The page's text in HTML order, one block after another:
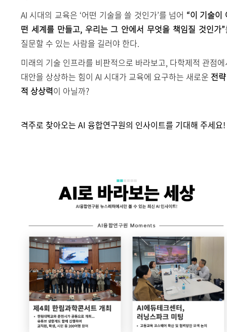
AI 시대의 교육은 ‘어떤 기술을 쓸 것인가’를 넘어 “이 기술이
떤 세계를 만들고, 우리는 그 안에서 무엇을 책임질 것인가”
질문할 수 있는 사람을 길러야 한다.
미래의 기술 인프라를 비판적으로 바라보고, 다학제적 관점
대안을 상상하는 힘이 AI 시대가 교육에 요구하는 새로운 전략
적 상상력이 아닐까?
격주로 찾아오는 AI 융합연구원의 인사이트를 기대해 주세요!